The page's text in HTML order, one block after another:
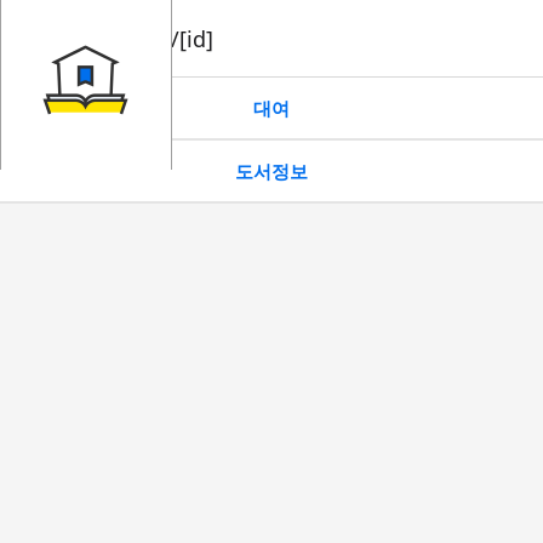
book/rent/[id]
대여
도서정보